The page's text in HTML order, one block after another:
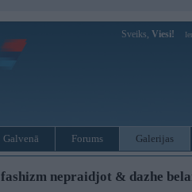
Sveiks, Viesi!
Galvenā Forums Galerijas
fashizm nepraidjot & dazhe